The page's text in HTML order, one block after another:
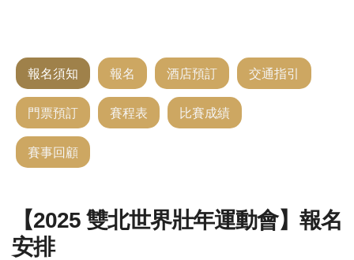
報名須知 報名 酒店預訂 交通指引
門票預訂 賽程表 比賽成績
賽事回顧
【2025 雙北世界壯年運動會】報名
安排